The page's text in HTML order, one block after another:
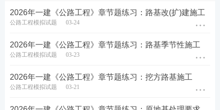
5、沥青面层的细集料可采用（）。
B.机制砂
C.海砂
2026年一建《公路工程》章节题练习：路基改(扩)建施工
公路工程模拟试题 03-24
2026年一建《公路工程》章节题练习：路基季节性施工
公路工程模拟试题 03-23
2026年一建《公路工程》章节题练习：挖方路基施工
公路工程模拟试题 03-21